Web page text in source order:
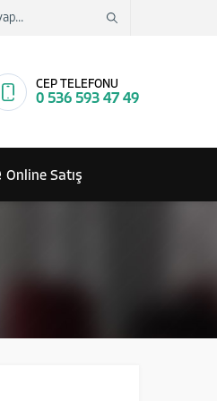
CEP TELEFONU
0 536 593 47 49
Online Satış